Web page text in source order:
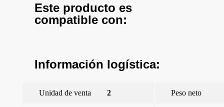
Este producto es
compatible con:
Información logística:
Unidad de venta 2 Peso neto